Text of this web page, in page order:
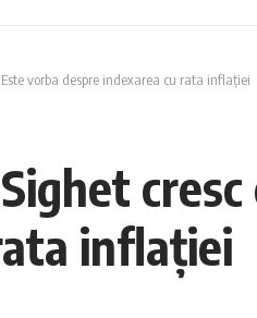
vorba despre indexarea cu rata inflației
inflației